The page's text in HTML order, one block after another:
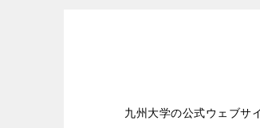
九州大学の公式ウェブサ